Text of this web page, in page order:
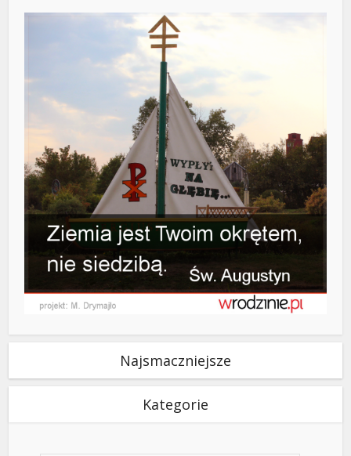
Najsmaczniejsze
Kategorie